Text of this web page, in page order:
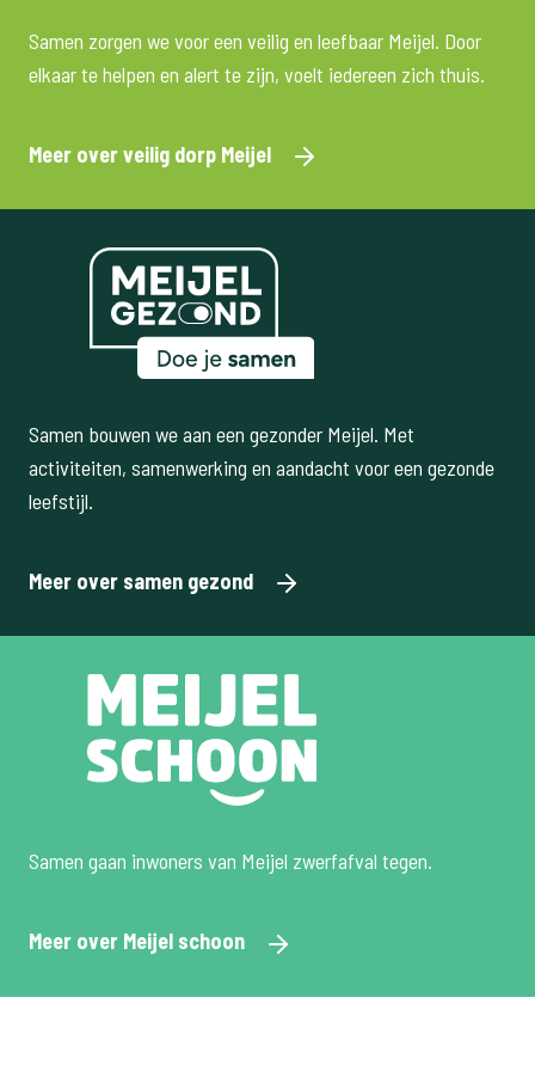
Samen zorgen we voor een veilig en leefbaar Meijel. Door
elkaar te helpen en alert te zijn, voelt iedereen zich thuis.
Meer over veilig dorp Meijel
Samen bouwen we aan een gezonder Meijel. Met
activiteiten, samenwerking en aandacht voor een gezonde
leefstijl.
Meer over samen gezond
Samen gaan inwoners van Meijel zwerfafval tegen.
Meer over Meijel schoon